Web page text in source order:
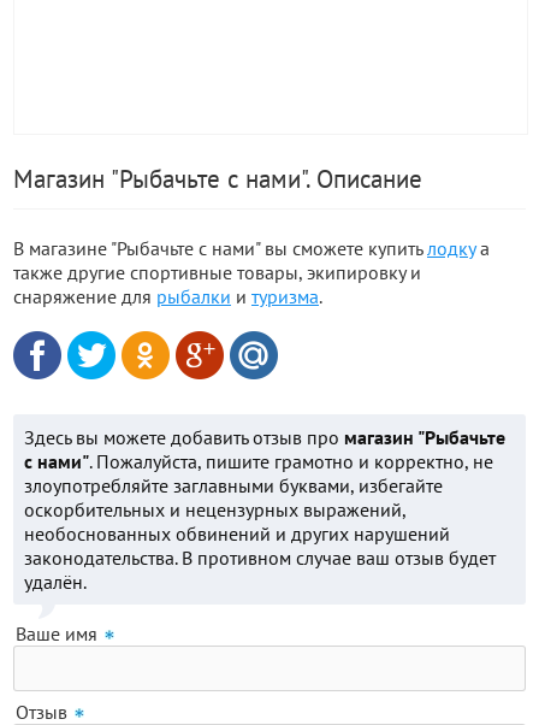
Магазин "Рыбачьте с нами". Описание
В магазине "Рыбачьте с нами" вы сможете купитьлодкуа
также другие спортивные товары, экипировку и
снаряжение для рыбалки и туризма.
Здесь вы можете добавить отзыв про магазин "Рыбачьте
с нами". Пожалуйста, пишите грамотно и корректно, не
злоупотребляйте заглавными буквами, избегайте
оскорбительных и нецензурных выражений,
необоснованных обвинений и других нарушений
законодательства. В противном случае ваш отзыв будет
удалён.
Ваше имя
Отзыв